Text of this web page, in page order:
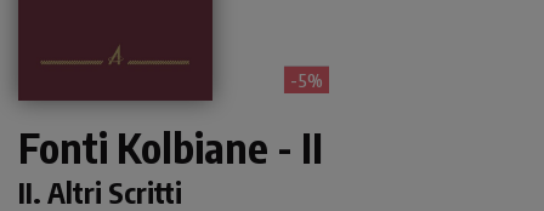
- 5%
Fonti Kolbiane - II
II. Altri Scritti